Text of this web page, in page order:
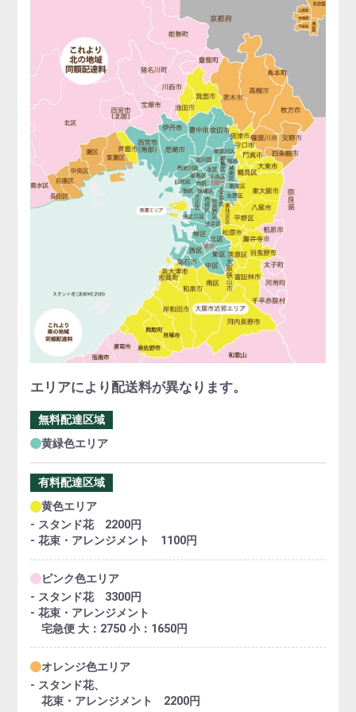
エリアにより配送料が異なります。
無料配達区域
黄緑色エリア
有料配達区域
黄色エリア
- スタンド花 2200円
- 花束・アレンジメント 1100円
ピンク色エリア
- スタンド花 3300円
- 花束・アレンジメント
宅急便 大：2750 小：1650円
オレンジ色エリア
- スタンド花、
花束・アレンジメント 2200円